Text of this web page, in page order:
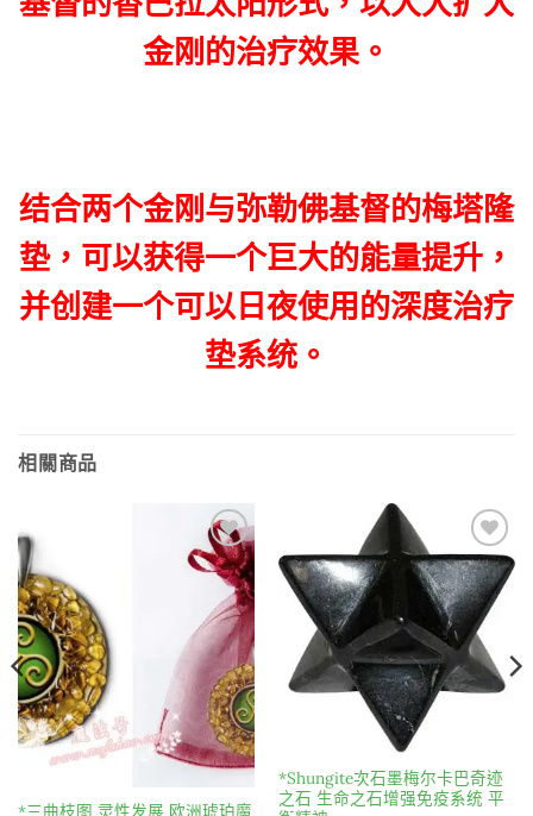
金刚的治疗效果。
结合两个金刚与弥勒佛基督的梅塔隆
垫，可以获得一个巨大的能量提升，
并创建一个可以日夜使用的深度治疗
垫系统。
相關商品
Add to
wishlist
*三曲枝图 灵性发展 欧洲琥珀魔
Add to
wishlist
*Shungite次石墨梅尔卡巴奇迹
之石 生命之石增强免疫系统 平